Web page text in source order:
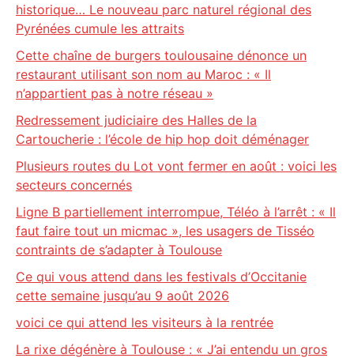
historique… Le nouveau parc naturel régional des
Pyrénées cumule les attraits
Cette chaîne de burgers toulousaine dénonce un
restaurant utilisant son nom au Maroc : « Il
n’appartient pas à notre réseau »
Redressement judiciaire des Halles de la
Cartoucherie : l’école de hip hop doit déménager
Plusieurs routes du Lot vont fermer en août : voici les
secteurs concernés
Ligne B partiellement interrompue, Téléo à l’arrêt : « Il
faut faire tout un micmac », les usagers de Tisséo
contraints de s’adapter à Toulouse
Ce qui vous attend dans les festivals d’Occitanie
cette semaine jusqu’au 9 août 2026
voici ce qui attend les visiteurs à la rentrée
La rixe dégénère à Toulouse : « J’ai entendu un gros